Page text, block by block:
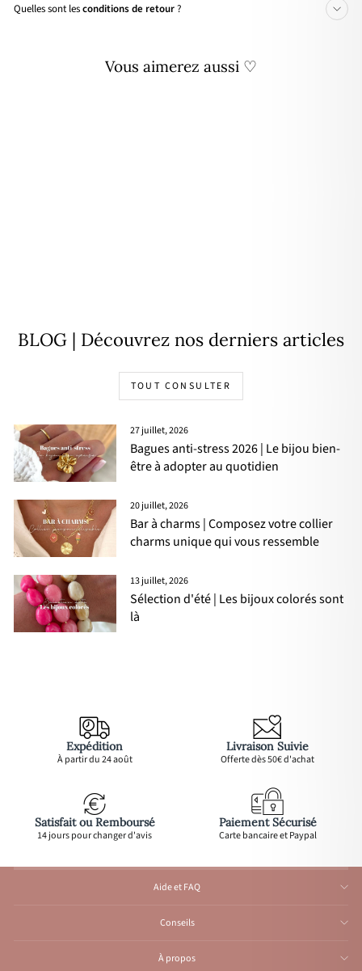
Quelles sont lesconditions de retour?
Vous aimerez aussi ♡
BLOG | Découvrez nos derniers articles
TOUT CONSULTER
27 juillet, 2026
Bagues anti-stress 2026 | Le bijou bien-
être à adopter au quotidien
20 juillet, 2026
Bar à charms | Composez votre collier
charms unique qui vous ressemble
13 juillet, 2026
Sélection d'été | Les bijoux colorés sont
là
Expédition
À partir du 24 août
Livraison Suivie
Offerte dès 50€ d'achat
Satisfait ou Remboursé
14 jours pour changer d'avis
Paiement Sécurisé
Carte bancaire et Paypal
Aide et FAQ
Conseils
À propos